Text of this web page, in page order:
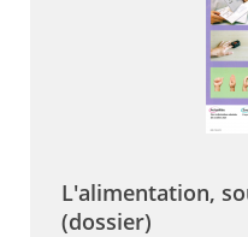
L'alimentation,
(dossier)